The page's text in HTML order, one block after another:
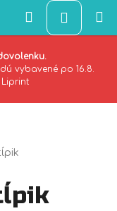
vybavené po 16.8.
Hľadať
KOŠÍK